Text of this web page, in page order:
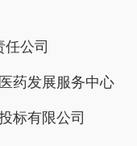
公司
药发展服务中心
标有限公司